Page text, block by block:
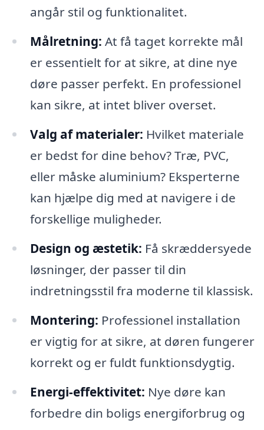
angår stil og funktionalitet.
Målretning: At få taget korrekte mål
er essentielt for at sikre, at dine nye
døre passer perfekt. En professionel
kan sikre, at intet bliver overset.
Valg af materialer: Hvilket materiale
er bedst for dine behov? Træ, PVC,
eller måske aluminium? Eksperterne
kan hjælpe dig med at navigere i de
forskellige muligheder.
Design og æstetik: Få skræddersyede
løsninger, der passer til din
indretningsstil fra moderne til klassisk.
Montering: Professionel installation
er vigtig for at sikre, at døren fungerer
korrekt og er fuldt funktionsdygtig.
Energi-effektivitet: Nye døre kan
forbedre din boligs energiforbrug og